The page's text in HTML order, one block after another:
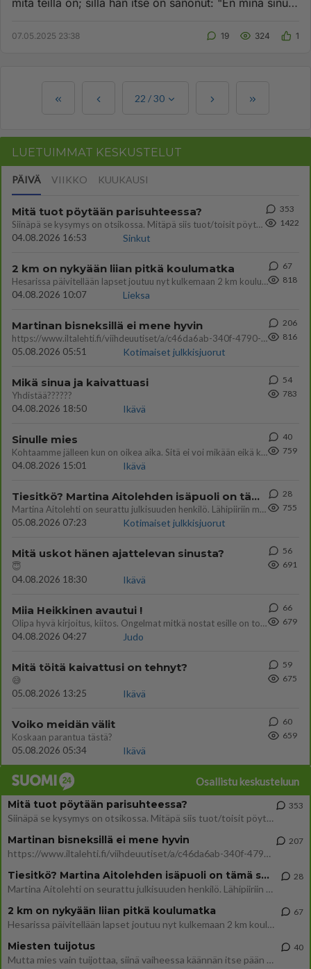
mitä teillä on; sillä hän itse on sanonut: "En minä sinua
07.05.2025 23:38 19 324 1
22 /30
LUETUIMMAT KESKUSTELUT
PÄIVÄ VIIKKO KUUKAUSI
Mitä tuot pöytään parisuhteessa?
Siinäpä se kysymys on otsikossa. Mitäpä siis tuot/toisit pöytään parisuhteessa? Oletko mies vai nainen? Koetko sen mitä
04.08.2026 16:53
Sinkut
353
1422
2 km on nykyään liian pitkä koulumatka
Hesarissa päivitellään lapset joutuu nyt kulkemaan 2 km kouluun jösses. Ruostefillarilla tuo matka menee vaikka miten äk
04.08.2026 10:07
Lieksa
67
818
Martinan bisneksillä ei mene hyvin
https://www.iltalehti.fi/viihdeuutiset/a/c46da6ab-340f-4790-aaa7-0865eed2336 Yrityksen konkurssihakemus on tullut kärä
05.08.2026 05:51
Kotimaiset julkkisjuorut
206
816
Mikä sinua ja kaivattuasi
Yhdistää??????
04.08.2026 18:50
Ikävä
54
783
Sinulle mies
Kohtaamme jälleen kun on oikea aika. Sitä ei voi mikään eikä kukaan estää <3 <3
04.08.2026 15:01
Ikävä
40
759
Tiesitkö? Martina Aitolehden isäpuoli on tämä suosittu laulaja
Martina Aitolehti on seurattu julkisuuden henkilö. Lähipiiriin mahtuu muitakin tunnettuja henkilöitä. Tiesitkö, että Ma
05.08.2026 07:23
Kotimaiset julkkisjuorut
28
755
Mitä uskot hänen ajattelevan sinusta?
😇
04.08.2026 18:30
Ikävä
56
691
Miia Heikkinen avautui !
Olipa hyvä kirjoitus, kiitos. Ongelmat mitkä nostat esille on todellisia ja tämä ylimielisyys totta ja se näkyy kaikessa
04.08.2026 04:27
Judo
66
679
Mitä töitä kaivattusi on tehnyt?
😅
05.08.2026 13:25
Ikävä
59
675
Voiko meidän välit
Koskaan parantua tästä?
05.08.2026 05:34
Ikävä
60
659
Osallistu keskusteluun
Mitä tuot pöytään parisuhteessa?
Siinäpä se kysymys on otsikossa. Mitäpä siis tuot/toisit pöytään parisuhteessa? Oletko mies vai nainen? Koetko sen mitä
353
Martinan bisneksillä ei mene hyvin
https://www.iltalehti.fi/viihdeuutiset/a/c46da6ab-340f-4790-aaa7-0865eed2336 Yrityksen konkurssihakemus on tullut kärä
207
Tiesitkö? Martina Aitolehden isäpuoli on tämä suosittu laulaja
Martina Aitolehti on seurattu julkisuuden henkilö. Lähipiiriin mahtuu muitakin tunnettuja henkilöitä. Tiesitkö, että Ma
28
2 km on nykyään liian pitkä koulumatka
Hesarissa päivitellään lapset joutuu nyt kulkemaan 2 km kouluun jösses. Ruostefillarilla tuo matka menee vaikka miten äk
67
Miesten tuijotus
Mutta mies vain tuijottaa, siinä vaiheessa käännän itse pään pois. Mikä juttu? Yleensä jos joku tuijottaa tai katsoo, hä
40